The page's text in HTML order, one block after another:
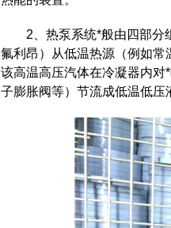
2、热泵系统*般由四部分组
氟利昂）从低温热源（例如
该高温高压汽体在冷凝器内
子膨胀阀等）节流成低温低压